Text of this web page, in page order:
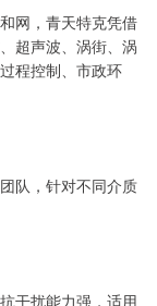
网，青天特克凭借
超声波、涡街、涡
程控制、市政环
队，针对不同介质
干扰能力强，适用